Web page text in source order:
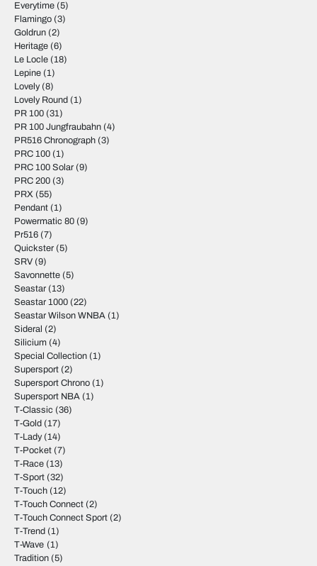
Everytime (5)
Flamingo (3)
Goldrun (2)
Heritage (6)
Le Locle (18)
Lepine (1)
Lovely(8)
Lovely Round (1)
PR 100 (31)
PR 100 Jungfraubahn (4)
PR516 Chronograph (3)
PRC 100 (1)
PRC 100 Solar (9)
PRC 200 (3)
PRX (55)
Pendant (1)
Powermatic 80 (9)
Pr516 (7)
Quickster (5)
SRV (9)
Savonnette (5)
Seastar (13)
Seastar 1000 (22)
Seastar Wilson WNBA (1)
Sideral (2)
Silicium (4)
Special Collection (1)
Supersport (2)
Supersport Chrono (1)
Supersport NBA (1)
T-Classic (36)
T-Gold (17)
T-Lady(14)
T-Pocket (7)
T-Race (13)
T-Sport (32)
T-Touch (12)
T-Touch Connect (2)
T-Touch Connect Sport (2)
T-Trend (1)
T-Wave (1)
Tradition (5)